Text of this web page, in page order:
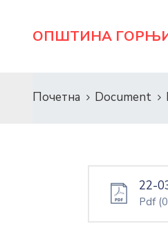
ОПШТИНА
Почетна Document
22-
Pdf